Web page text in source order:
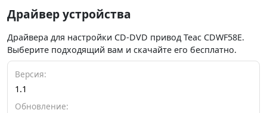
Драйвер устройства
Драйвера для настройки CD-DVD привод Teac CDWF58E.
Выберите подходящий вам и скачайте его бесплатно.
Версия:
1.1
Обновление: